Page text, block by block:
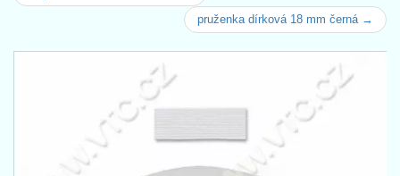
pruženka dírková 18 mm černá →